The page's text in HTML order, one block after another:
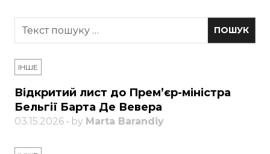
ІНШЕ
Відкритий лист до Прем’єр-міністра
Бельгії Барта Де Вевера
03.15.2026 • by Marta Barandiy